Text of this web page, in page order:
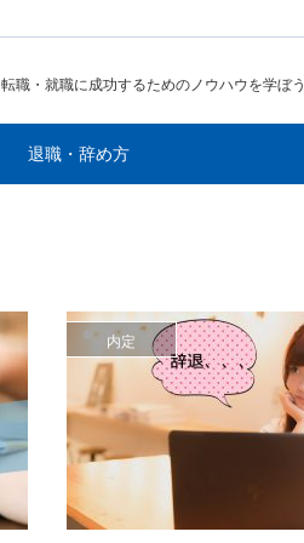
転職・就職に成功するためのノウハウを学ぼう
退職・辞め方
内定